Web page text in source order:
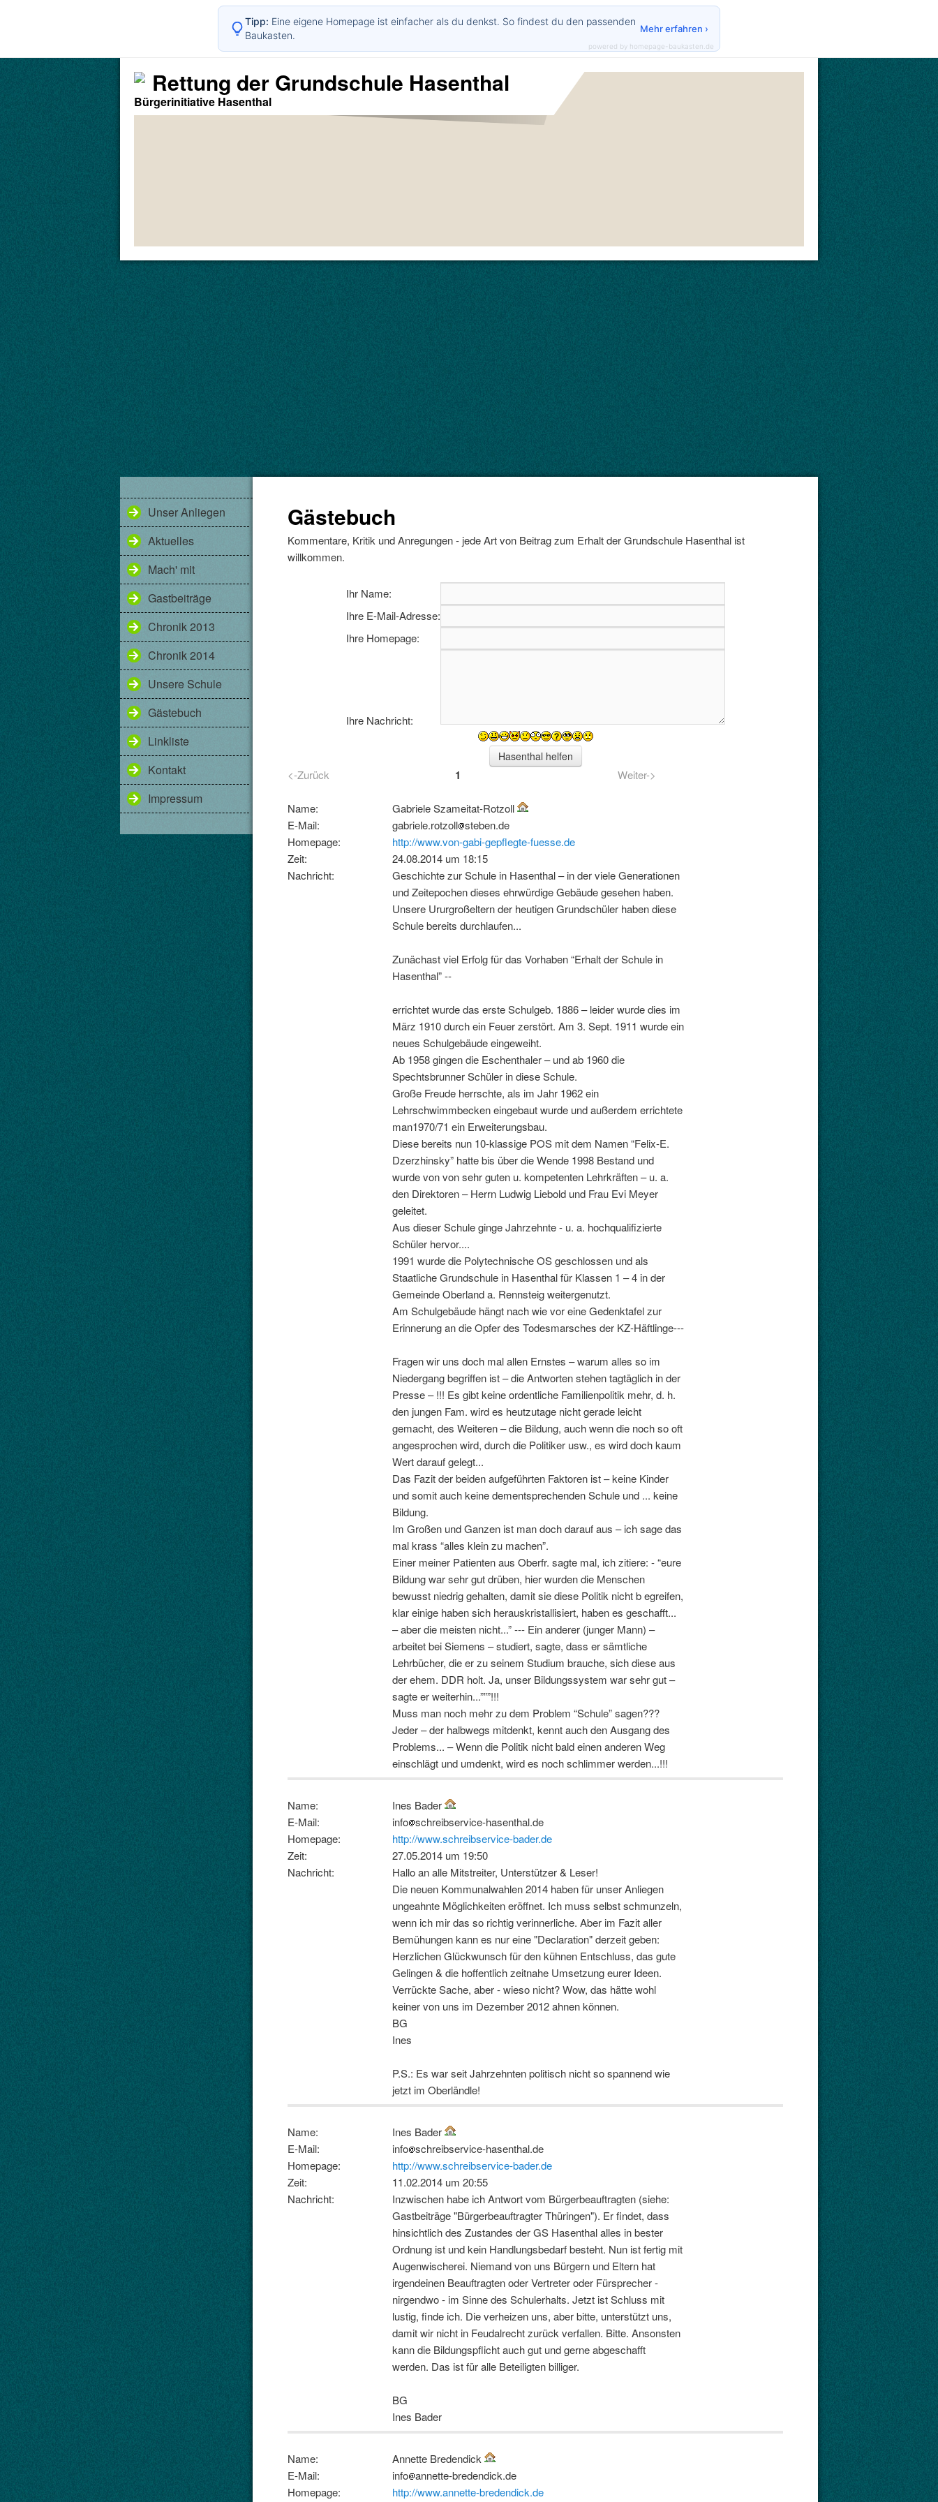
Rettung der Grundschule Hasenthal
Bürgerinitiative Hasenthal
Unser Anliegen
Aktuelles
Mach' mit
Gastbeiträge
Chronik 2013
Chronik 2014
Unsere Schule
Gästebuch
Linkliste
Kontakt
Impressum
Gästebuch
Kommentare, Kritik und Anregungen - jede Art von Beitrag zum Erhalt der Grundschule Hasenthal ist
willkommen.
Ihr Name:
Ihre E-Mail-Adresse:
Ihre Homepage:
Ihre Nachricht:
<-Zurück 1 Weiter->
Name:
Gabriele Szameitat-Rotzoll
E-Mail:
gabriele.rotzoll steben.de
Homepage:
http://www.von-gabi-gepflegte-fuesse.de
Zeit:
24.08.2014 um 18:15
Nachricht:
Geschichte zur Schule in Hasenthal – in der viele Generationen
und Zeitepochen dieses ehrwürdige Gebäude gesehen haben.
Unsere Ururgroßeltern der heutigen Grundschüler haben diese
Schule bereits durchlaufen...
Zunächast viel Erfolg für das Vorhaben “Erhalt der Schule in
Hasenthal” --
errichtet wurde das erste Schulgeb. 1886 – leider wurde dies im
März 1910 durch ein Feuer zerstört. Am 3. Sept. 1911 wurde ein
neues Schulgebäude eingeweiht.
Ab 1958 gingen die Eschenthaler – und ab 1960 die
Spechtsbrunner Schüler in diese Schule.
Große Freude herrschte, als im Jahr 1962 ein
Lehrschwimmbecken eingebaut wurde und außerdem errichtete
man1970/71 ein Erweiterungsbau.
Diese bereits nun 10-klassige POS mit dem Namen “Felix-E.
Dzerzhinsky” hatte bis über die Wende 1998 Bestand und
wurde von von sehr guten u. kompetenten Lehrkräften – u. a.
den Direktoren – Herrn Ludwig Liebold und Frau Evi Meyer
geleitet.
Aus dieser Schule ginge Jahrzehnte - u. a. hochqualifizierte
Schüler hervor....
1991 wurde die Polytechnische OS geschlossen und als
Staatliche Grundschule in Hasenthal für Klassen 1 – 4 in der
Gemeinde Oberland a. Rennsteig weitergenutzt.
Am Schulgebäude hängt nach wie vor eine Gedenktafel zur
Erinnerung an die Opfer des Todesmarsches der KZ-Häftlinge---
Fragen wir uns doch mal allen Ernstes – warum alles so im
Niedergang begriffen ist – die Antworten stehen tagtäglich in der
Presse – !!! Es gibt keine ordentliche Familienpolitik mehr, d. h.
den jungen Fam. wird es heutzutage nicht gerade leicht
gemacht, des Weiteren – die Bildung, auch wenn die noch so oft
angesprochen wird, durch die Politiker usw., es wird doch kaum
Wert darauf gelegt...
Das Fazit der beiden aufgeführten Faktoren ist – keine Kinder
und somit auch keine dementsprechenden Schule und ... keine
Bildung.
Im Großen und Ganzen ist man doch darauf aus – ich sage das
mal krass “alles klein zu machen”.
Einer meiner Patienten aus Oberfr. sagte mal, ich zitiere: - “eure
Bildung war sehr gut drüben, hier wurden die Menschen
bewusst niedrig gehalten, damit sie diese Politik nicht b egreifen,
klar einige haben sich herauskristallisiert, haben es geschafft...
– aber die meisten nicht...” --- Ein anderer (junger Mann) –
arbeitet bei Siemens – studiert, sagte, dass er sämtliche
Lehrbücher, die er zu seinem Studium brauche, sich diese aus
der ehem. DDR holt. Ja, unser Bildungssystem war sehr gut –
sagte er weiterhin...”””!!!
Muss man noch mehr zu dem Problem “Schule” sagen???
Jeder – der halbwegs mitdenkt, kennt auch den Ausgang des
Problems... – Wenn die Politik nicht bald einen anderen Weg
einschlägt und umdenkt, wird es noch schlimmer werden...!!!
Name:
Ines Bader
E-Mail:
info schreibservice-hasenthal.de
Homepage:
http://www.schreibservice-bader.de
Zeit:
27.05.2014 um 19:50
Nachricht:
Hallo an alle Mitstreiter, Unterstützer & Leser!
Die neuen Kommunalwahlen 2014 haben für unser Anliegen
ungeahnte Möglichkeiten eröffnet. Ich muss selbst schmunzeln,
wenn ich mir das so richtig verinnerliche. Aber im Fazit aller
Bemühungen kann es nur eine "Declaration" derzeit geben:
Herzlichen Glückwunsch für den kühnen Entschluss, das gute
Gelingen & die hoffentlich zeitnahe Umsetzung eurer Ideen.
Verrückte Sache, aber - wieso nicht? Wow, das hätte wohl
keiner von uns im Dezember 2012 ahnen können.
BG
Ines
P.S.: Es war seit Jahrzehnten politisch nicht so spannend wie
jetzt im Oberländle!
Name:
Ines Bader
E-Mail:
info schreibservice-hasenthal.de
Homepage:
http://www.schreibservice-bader.de
Zeit:
11.02.2014 um 20:55
Nachricht:
Inzwischen habe ich Antwort vom Bürgerbeauftragten (siehe:
Gastbeiträge "Bürgerbeauftragter Thüringen"). Er findet, dass
hinsichtlich des Zustandes der GS Hasenthal alles in bester
Ordnung ist und kein Handlungsbedarf besteht. Nun ist fertig mit
Augenwischerei. Niemand von uns Bürgern und Eltern hat
irgendeinen Beauftragten oder Vertreter oder Fürsprecher -
nirgendwo - im Sinne des Schulerhalts. Jetzt ist Schluss mit
lustig, finde ich. Die verheizen uns, aber bitte, unterstützt uns,
damit wir nicht in Feudalrecht zurück verfallen. Bitte. Ansonsten
kann die Bildungspflicht auch gut und gerne abgeschafft
werden. Das ist für alle Beteiligten billiger.
BG
Ines Bader
Name:
Annette Bredendick
E-Mail:
info annette-bredendick.de
Homepage:
http://www.annette-bredendick.de
Tipp: Eine eigene Homepage ist einfacher als du denkst. So findest du den passenden
Baukasten.
Mehr erfahren ›
powered by homepage-baukasten.de